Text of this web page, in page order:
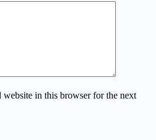
website in this browser for the next